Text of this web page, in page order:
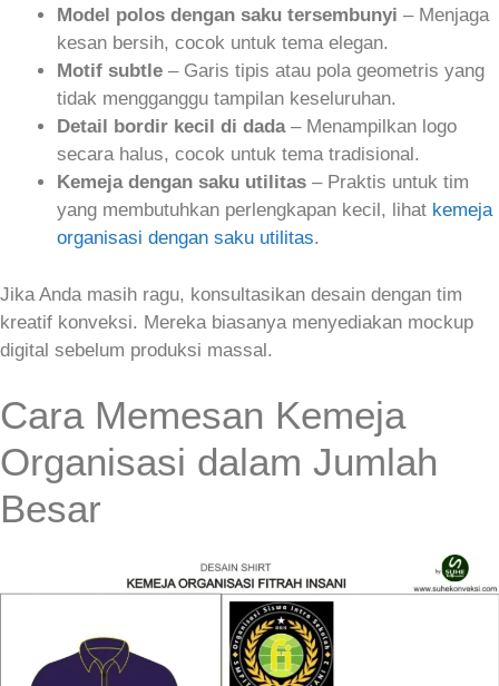
Model polos dengan saku tersembunyi – Menjaga
kesan bersih, cocok untuk tema elegan.
Motif subtle – Garis tipis atau pola geometris yang
tidak mengganggu tampilan keseluruhan.
Detail bordir kecil di dada– Menampilkan logo
secara halus, cocok untuk tema tradisional.
Kemeja dengan saku utilitas – Praktis untuk tim
yang membutuhkan perlengkapan kecil, lihat kemeja
organisasi dengan saku utilitas.
Jika Anda masih ragu, konsultasikan desain dengan tim
kreatif konveksi. Mereka biasanya menyediakan mockup
digital sebelum produksi massal.
Cara Memesan Kemeja
Organisasi dalam Jumlah
Besar